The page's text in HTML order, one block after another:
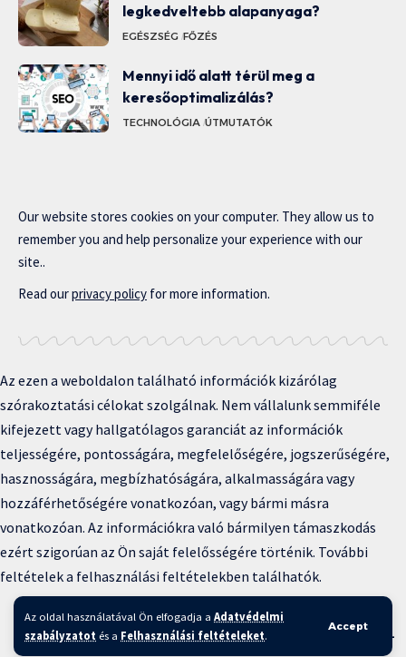
Az oldal használatával Ön elfogadja a Adatvédelmi
szabályzatot és a Felhasználási feltételeket.
Accept
legkedveltebb alapanyaga?
EGÉSZSÉG FŐZÉS
Mennyi idő alatt térül meg a
keresőoptimalizálás?
TECHNOLÓGIA ÚTMUTATÓK
Our website stores cookies on your computer. They allow us to
remember you and help personalize your experience with our
site..
Read ourprivacy policy for more information.
Az ezen a weboldalon található információk kizárólag
szórakoztatási célokat szolgálnak. Nem vállalunk semmiféle
kifejezett vagy hallgatólagos garanciát az információk
teljességére, pontosságára, megfelelőségére, jogszerűségére,
hasznosságára, megbízhatóságára, alkalmasságára vagy
hozzáférhetőségére vonatkozóan, vagy bármi másra
vonatkozóan. Az információkra való bármilyen támaszkodás
ezért szigorúan az Ön saját felelősségére történik. További
feltételek a felhasználási feltételekben találhatók.
Copyright © 2025 BFKH.hu
Felhasználási feltételek –Adatvédelmi irányelvek – Kapcsolat –